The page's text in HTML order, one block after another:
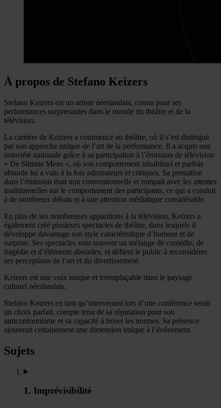
À propos de Stefano Keizers
Stefano Keizers est un artiste néerlandais, connu pour ses
performances surprenantes dans le monde du théâtre et de la
télévision.
La carrière de Keizers a commencé au théâtre, où il s’est distingué
par son approche unique de l’art de la performance. Il a acquis une
notoriété nationale grâce à sa participation à l’émission de télévision
« De Slimste Mens », où son comportement inhabituel et parfois
absurde lui a valu à la fois admirateurs et critiques. Sa prestation
dans l’émission était non conventionnelle et rompait avec les attentes
traditionnelles sur le comportement des participants, ce qui a conduit
à de nombreux débats et à une attention médiatique considérable.
En plus de ses nombreuses apparitions à la télévision, Keizers a
également créé plusieurs spectacles de théâtre, dans lesquels il
développe davantage son style caractéristique d’humour et de
surprise. Ses spectacles sont souvent un mélange de comédie, de
tragédie et d’éléments absurdes, et défient le public à reconsidérer
ses perceptions de l’art et du divertissement.
Keizers est une voix unique et irremplaçable dans le paysage
culturel néerlandais.
Stefano Keizers en tant qu’intervenant lors d’une conférence serait
un choix parfait, compte tenu de sa réputation pour son
anticonformisme et sa capacité à briser les normes. Sa présence
ajouterait certainement une dimension unique à l’événement.
Sujets
1. Imprévisibilité